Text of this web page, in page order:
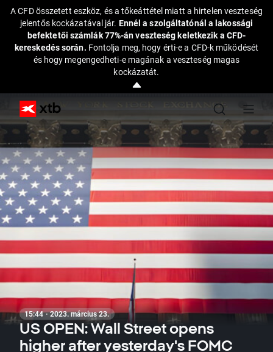
A CFD összetett eszköz, és a tőkeáttétel miatt a hirtelen veszteség
jelentős kockázatával jár. Ennél a szolgáltatónál a lakossági
befektetői számlák 77%-án veszteség keletkezik a CFD-
kereskedés során. Fontolja meg, hogy érti-e a CFD-k működését
és hogy megengedheti-e magának a veszteség magas
kockázatát.
15:44 · 2023. március 23.
US OPEN: Wall Street opens
higher after yesterday's FOMC